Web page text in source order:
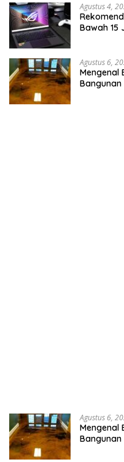
Agustus 4,
Bawah 15
Agustus 6,
Mengenal
Agustus 6,
Mengenal